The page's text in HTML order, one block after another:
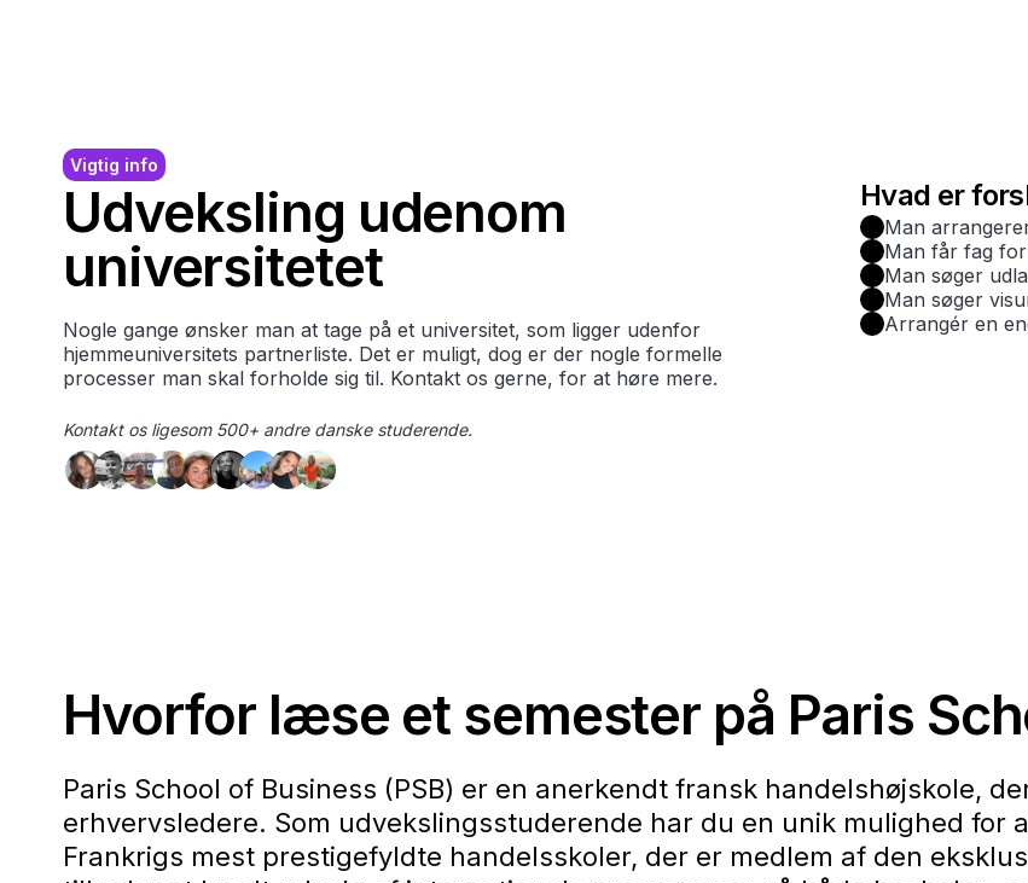
Vigtig info
Udveksling udenom
universitetet
Nogle gange ønsker man at tage på et universitet, som ligger udenfor
hjemmeuniversitets partnerliste. Det er muligt, dog er der nogle formelle
processer man skal forholde sig til. Kontakt os gerne, for at høre mere.
Kontakt os ligesom 500+ andre danske studerende.
Hvad er
Man
Man får fag
Man søger
Man søger
Arrangér en
Hvorfor læse et semester på Paris
Paris School of Business (PSB) er en anerkendt fransk handelshøjskole,
erhvervsledere. Som udvekslingsstuderende har du en unik mulighed for
Frankrigs mest prestigefyldte handelsskoler, der er medlem af den